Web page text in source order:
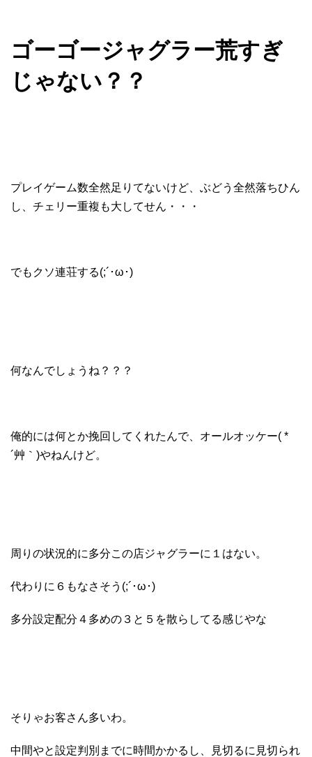
ゴーゴージャグラー荒すぎ
じゃない？？
プレイゲーム数全然足りてないけど、ぶどう全然落ちひん
し、チェリー重複も大してせん・・・
でもクソ連荘する(;´･ω･)
何なんでしょうね？？？
俺的には何とか挽回してくれたんで、オールオッケー( *
´艸｀)やねんけど。
周りの状況的に多分この店ジャグラーに１はない。
代わりに６もなさそう(;´･ω･)
多分設定配分４多めの３と５を散らしてる感じやな
そりゃお客さん多いわ。
中間やと設定判別までに時間かかるし、見切るに見切られ